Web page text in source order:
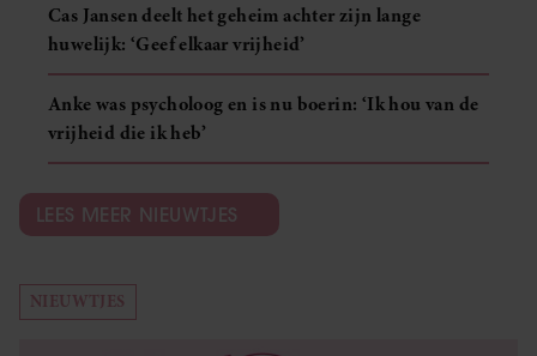
Cas Jansen deelt het geheim achter zijn lange
huwelijk: ‘Geef elkaar vrijheid’
Anke was psycholoog en is nu boerin: ‘Ik hou van de
vrijheid die ik heb’
LEES MEER NIEUWTJES
NIEUWTJES